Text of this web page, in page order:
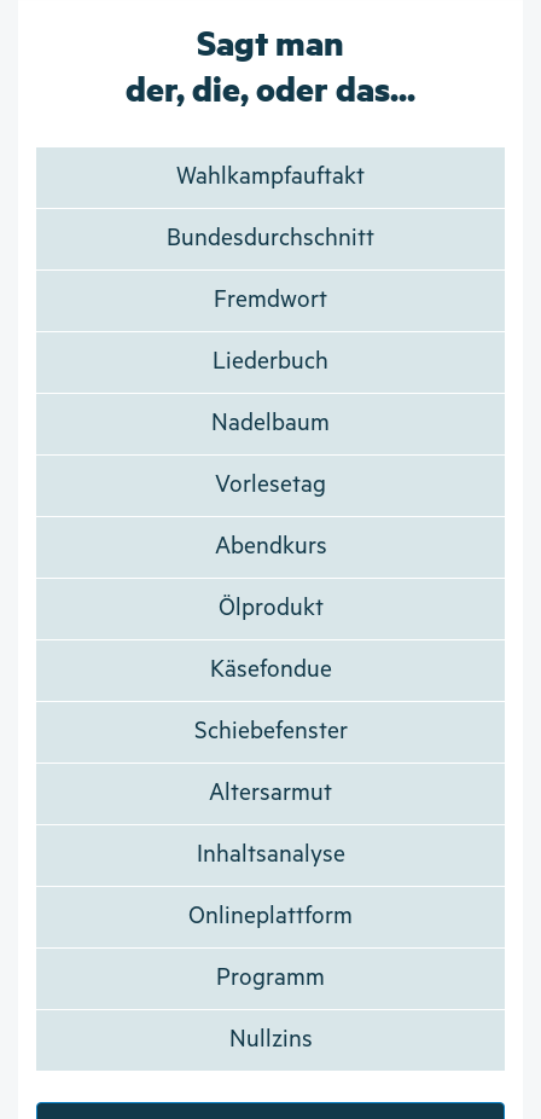
Sagt man
der, die, oder das...
Wahlkampfauftakt
Bundesdurchschnitt
Fremdwort
Liederbuch
Nadelbaum
Vorlesetag
Abendkurs
Ölprodukt
Käsefondue
Schiebefenster
Altersarmut
Inhaltsanalyse
Onlineplattform
Programm
Nullzins